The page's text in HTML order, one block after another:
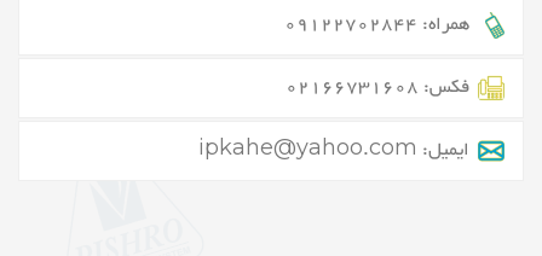
همراه: 09122702844
فکس: 02166731608
ایمیل: ipkahe@yahoo.com